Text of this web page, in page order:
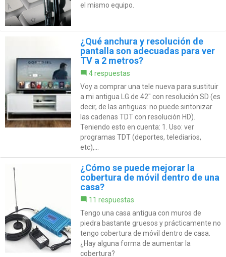
el mismo equipo.
¿Qué anchura y resolución de
pantalla son adecuadas para ver
TV a 2 metros?
4 respuestas
Voy a comprar una tele nueva para sustituir
a mi antigua LG de 42" con resolución SD (es
decir, de las antiguas: no puede sintonizar
las cadenas TDT con resolución HD).
Teniendo esto en cuenta: 1. Uso: ver
programas TDT (deportes, telediarios,
etc),...
¿Cómo se puede mejorar la
cobertura de móvil dentro de una
casa?
11 respuestas
Tengo una casa antigua con muros de
piedra bastante gruesos y prácticamente no
tengo cobertura de móvil dentro de casa.
¿Hay alguna forma de aumentar la
cobertura?